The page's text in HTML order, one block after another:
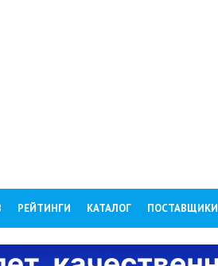
РЕЙТИНГИ КАТАЛОГ ПОСТАВЩИКИ